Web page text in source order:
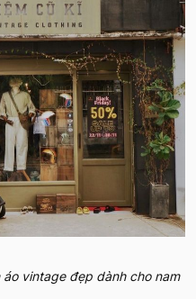
áo vintage đẹp dành cho nam